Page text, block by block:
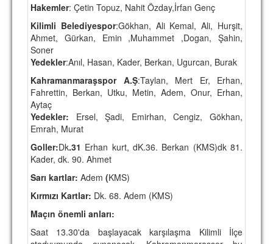
LİSANSLI ÜRÜNLER
MULTİMEDYA
FOTOĞRAF & VİDEOLAR
MARŞ & TEZAHÜRATLAR
KULÜP
AMBLEM
SPOR TESİSLERİ
YÖNETİM KURULU
PERSONEL
Hakemler: Çetin Topuz, Nahit Özday,İrfan Genç
Kilimli Belediyespor:Gökhan, Ali Kemal, Ali, Hurşit,
Ahmet, Gürkan, Emin ,Muhammet ,Dogan, Şahin,
Soner
Yedekler:Anıl, Hasan, Kader, Berkan, Ugurcan, Burak
Kahramanmaraşspor A.Ş:Taylan, Mert Er, Erhan,
Fahrettin, Berkan, Utku, Metin, Adem, Onur, Erhan,
Aytaç
Yedekler: Ersel, Şadi, Emirhan, Cengiz, Gökhan,
Emrah, Murat
Goller:Dk.31 Erhan kurt, dK.36. Berkan (KMS)dk 81.
Kader, dk. 90. Ahmet
Sarı kartlar: Adem (KMS)
Kırmızı Kartlar: Dk. 68. Adem (KMS)
Maçın önemli anları:
Saat 13.30'da başlayacak karşılaşma Kilimli İlçe